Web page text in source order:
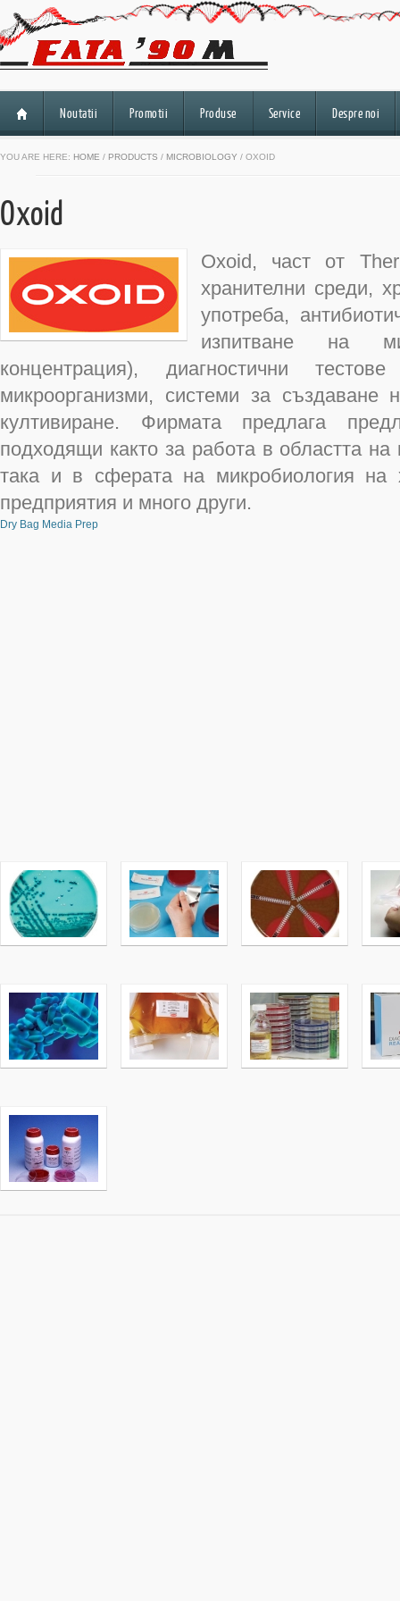
Noutatii Promotii Produse Service Despre noi
YOU ARE HERE: HOME / PRODUCTS / MICROBIOLOGY / OXOID
Oxoid
Oxoid, част от
хранителни среди,
употреба,
изпитване на
концентрация), диагностични
микроорганизми, системи за създаване
култивиране. Фирмата предлага
подходящи както за работа в областта на
така и в сферата на микробиология на
предприятия и много други.
Dry Bag Media Prep